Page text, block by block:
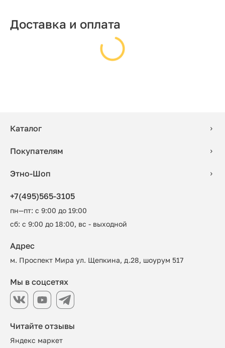
Доставка и оплата
Каталог
Покупателям
Этно-Шоп
+7(495)565-3105
пн—пт: с 9:00 до 19:00
сб: с 9:00 до 18:00, вс - выходной
Читайте отзывы
Яндекс маркет
Адрес
м. Проспект Мира ул. Щепкина, д.28, шоурум 517
Мы в соцсетях